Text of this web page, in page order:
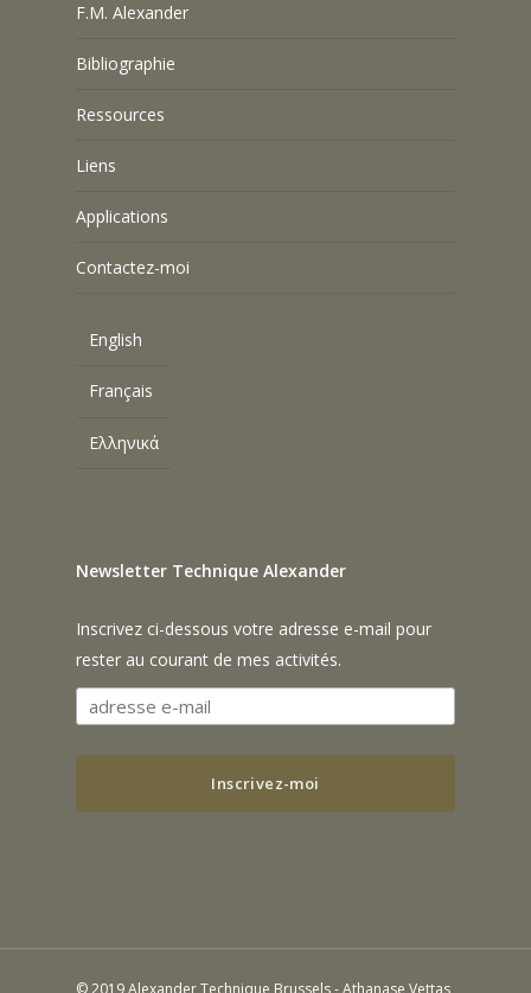
F.M. Alexander
Bibliographie
Ressources
Liens
Applications
Contactez-moi
English
Français
Ελληνικά
Newsletter Technique Alexander
Inscrivez ci-dessous votre adresse e-mail pour
rester au courant de mes activités.
© 2019 Alexander Technique Brussels - Athanase Vettas